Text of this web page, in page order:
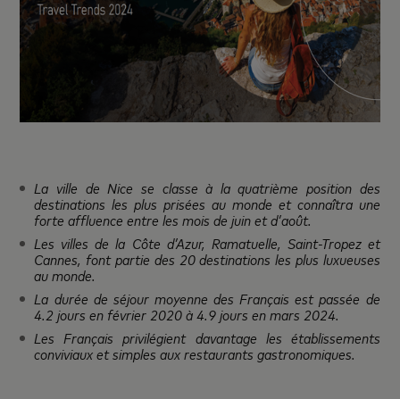
La ville de Nice se classe à la quatrième position des
destinations les plus prisées au monde et connaîtra une
forte affluence entre les mois de juin et d’août.
Les villes de la Côte d’Azur, Ramatuelle, Saint-Tropez et
Cannes, font partie des 20 destinations les plus luxueuses
au monde.
La durée de séjour moyenne des Français est passée de
4.2 jours en février 2020 à 4.9 jours en mars 2024.
Les Français privilégient davantage les établissements
conviviaux et simples aux restaurants gastronomiques.